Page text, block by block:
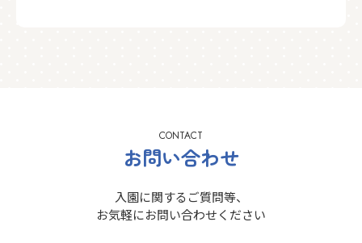
CONTACT
お問い合わせ
入園に関するご質問等、
お気軽にお問い合わせください